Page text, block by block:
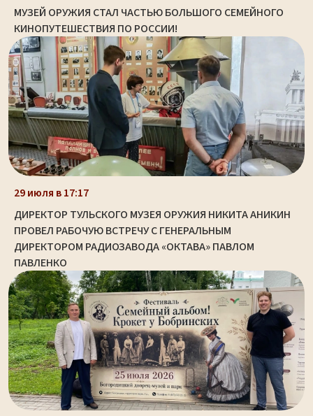
МУЗЕЙ ОРУЖИЯ СТАЛ ЧАСТЬЮ БОЛЬШОГО СЕМЕЙНОГО
КИНОПУТЕШЕСТВИЯ ПО РОССИИ!
29 июля в 17:17
ДИРЕКТОР ТУЛЬСКОГО МУЗЕЯ ОРУЖИЯ НИКИТА АНИКИН
ПРОВЕЛ РАБОЧУЮ ВСТРЕЧУ С ГЕНЕРАЛЬНЫМ
ДИРЕКТОРОМ РАДИОЗАВОДА «ОКТАВА» ПАВЛОМ
ПАВЛЕНКО